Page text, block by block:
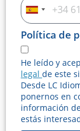
Spain
+34
Política de
He leído y
legal de este
Desde LC
ponernos en
información
estás